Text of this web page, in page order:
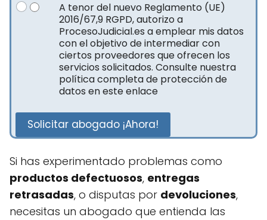
A tenor del nuevo Reglamento (UE)
2016/67,9 RGPD, autorizo a
ProcesoJudicial.es a emplear mis datos
con el objetivo de intermediar con
ciertos proveedores que ofrecen los
servicios solicitados. Consulte nuestra
política completa de protección de
datos en este enlace
Solicitar abogado ¡Ahora!
Si has experimentado problemas como
productos defectuosos, entregas
retrasadas, o disputas por devoluciones,
necesitas un abogado que entienda las